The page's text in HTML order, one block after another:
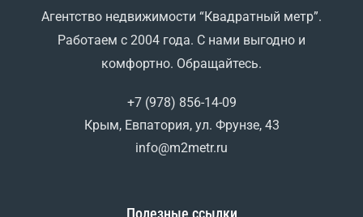
Агентство недвижимости “Квадратный метр”.
Работаем с 2004 года. С нами выгодно и
комфортно. Обращайтесь.
+7 (978) 856-14-09
Крым, Евпатория, ул. Фрунзе, 43
info@m2metr.ru
Полезные ссылки